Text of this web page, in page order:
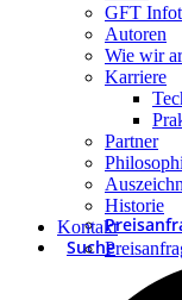
Suche
GFT
Autoren
Wie wir
Karriere
Partner
Historie
Kontakt